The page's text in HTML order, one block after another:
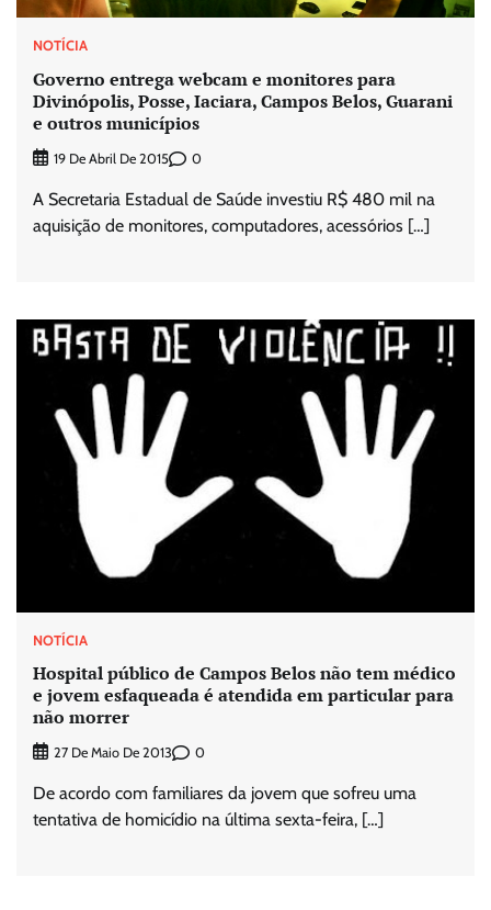
NOTÍCIA
Governo entrega webcam e monitores para
Divinópolis, Posse, Iaciara, Campos Belos, Guarani
e outros municípios
19 De Abril De 2015 0
A Secretaria Estadual de Saúde investiu R$ 480 mil na
aquisição de monitores, computadores, acessórios […]
NOTÍCIA
Hospital público de Campos Belos não tem médico
e jovem esfaqueada é atendida em particular para
não morrer
27 De Maio De 2013 0
De acordo com familiares da jovem que sofreu uma
tentativa de homicídio na última sexta-feira, […]